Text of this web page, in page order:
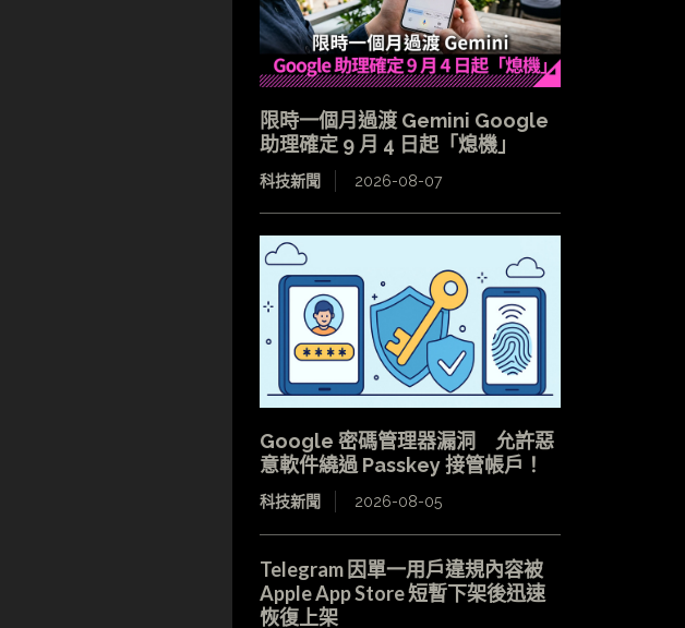
限時一個月過渡 Gemini Google
助理確定 9 月 4 日起「熄機」
科技新聞 2026-08-07
Google 密碼管理器漏洞 允許惡
意軟件繞過 Passkey 接管帳戶！
科技新聞 2026-08-05
Telegram 因單一用戶違規內容被
Apple App Store 短暫下架後迅速
恢復上架